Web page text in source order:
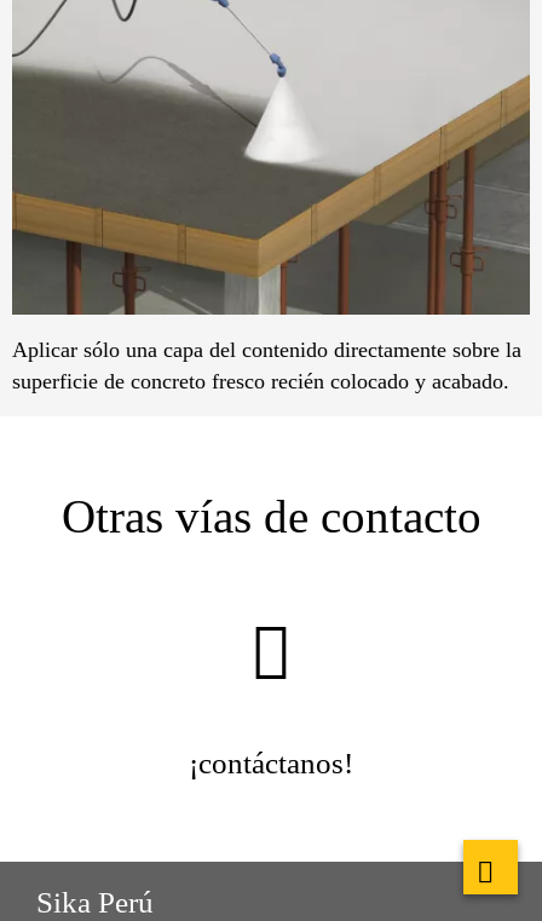
Aplicar sólo una capa del contenido directamente sobre la
superficie de concreto fresco recién colocado y acabado.
Otras vías de contacto
¡contáctanos!
Sika Perú